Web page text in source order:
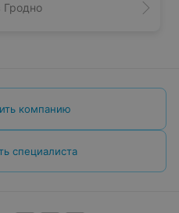
Гродно
компанию
специалиста